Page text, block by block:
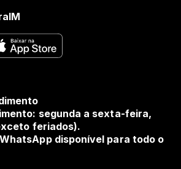
segunda a sexta-feira,
feriados).
disponível para todo o